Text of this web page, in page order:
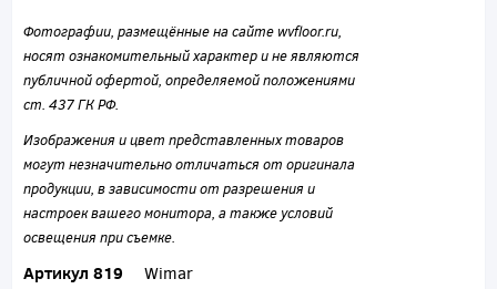
Фотографии, размещённые на сайте wvfloor.ru,
носят ознакомительный характер и не являются
публичной офертой, определяемой положениями
ст. 437 ГК РФ.
Изображения и цвет представленных товаров
могут незначительно отличаться от оригинала
продукции, в зависимости от разрешения и
настроек вашего монитора, а также условий
освещения при съемке.
Артикул 819 Wimar